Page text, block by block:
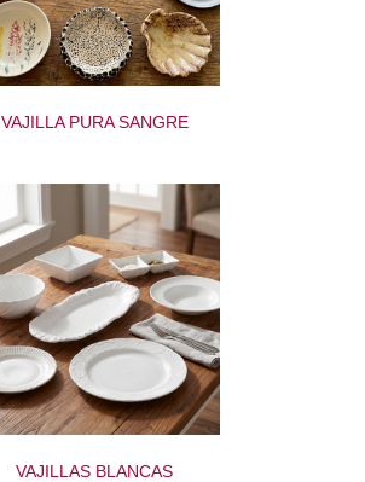
VAJILLA PURA SANGRE
VAJILLAS BLANCAS